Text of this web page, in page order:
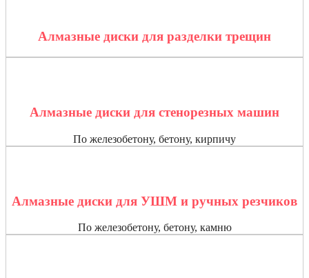
Алмазные диски для разделки трещин
Алмазные диски для стенорезных машин
По железобетону, бетону, кирпичу
Алмазные диски для УШМ и ручных резчиков
По железобетону, бетону, камню